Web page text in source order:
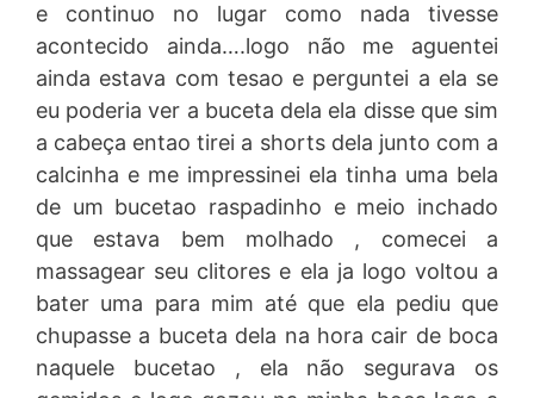
e continuo no lugar como nada tivesse
acontecido ainda….logo não me aguentei
ainda estava com tesao e perguntei a ela se
eu poderia ver a buceta dela ela disse que sim
a cabeça entao tirei a shorts dela junto com a
calcinha e me impressinei ela tinha uma bela
de um bucetao raspadinho e meio inchado
que estava bem molhado , comecei a
massagear seu clitores e ela ja logo voltou a
bater uma para mim até que ela pediu que
chupasse a buceta dela na hora cair de boca
naquele bucetao , ela não segurava os